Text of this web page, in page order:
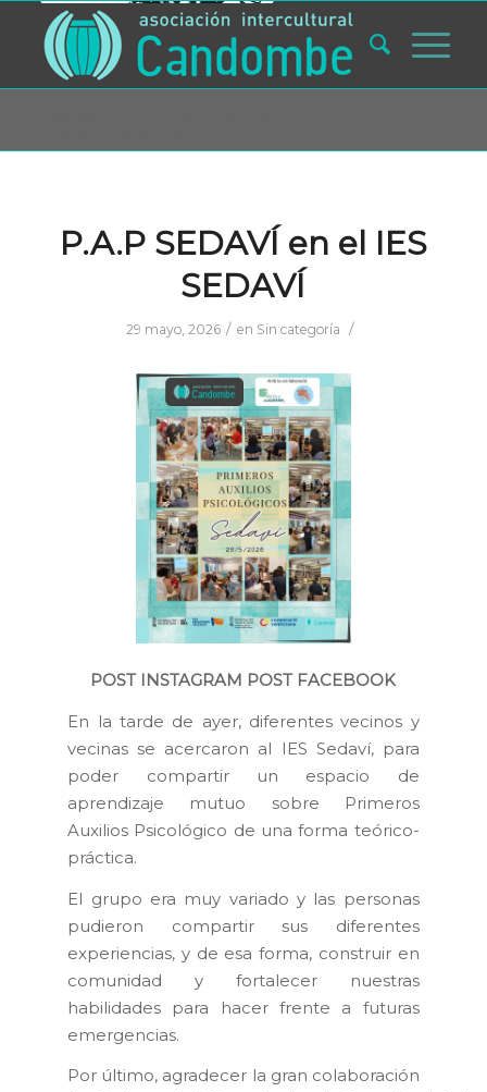
P.A.P SEDAVÍ en el IES
SEDAVÍ
29 mayo, 2026 / en Sin categoría /
POST INSTAGRAM POST FACEBOOK
En la tarde de ayer, diferentes vecinos y
vecinas se acercaron al IES Sedaví, para
poder compartir un espacio de
aprendizaje mutuo sobre Primeros
Auxilios Psicológico de una forma teórico-
práctica.
El grupo era muy variado y las personas
pudieron compartir sus diferentes
experiencias, y de esa forma, construir en
comunidad y fortalecer nuestras
habilidades para hacer frente a futuras
emergencias.
Por último, agradecer la gran colaboración